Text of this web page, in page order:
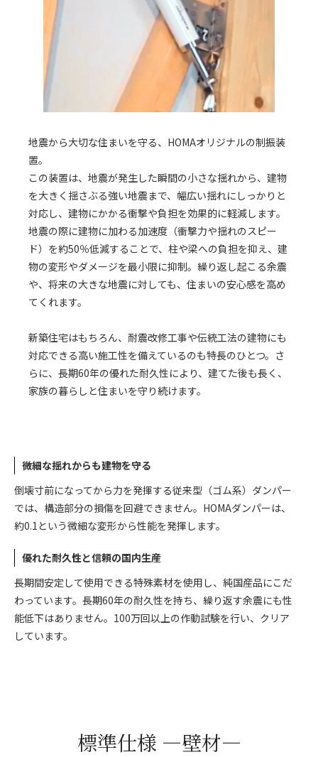
地震から大切な住まいを守る、HOMAオリジナルの制振装
置。
この装置は、地震が発生した瞬間の小さな揺れから、建物
を大きく揺さぶる強い地震まで、幅広い揺れにしっかりと
対応し、建物にかかる衝撃や負担を効果的に軽減します。
地震の際に建物に加わる加速度（衝撃力や揺れのスピー
ド）を約50％低減することで、柱や梁への負担を抑え、建
物の変形やダメージを最小限に抑制。繰り返し起こる余震
や、将来の大きな地震に対しても、住まいの安心感を高め
てくれます。
新築住宅はもちろん、耐震改修工事や伝統工法の建物にも
対応できる高い施工性を備えているのも特長のひとつ。さ
らに、長期60年の優れた耐久性により、建てた後も長く、
家族の暮らしと住まいを守り続けます。
微細な揺れからも建物を守る
倒壊寸前になってから力を発揮する従来型（ゴム系）ダンパー
では、構造部分の損傷を回避できません。HOMAダンパーは、
約0.1という微細な変形から性能を発揮します。
優れた耐久性と信頼の国内生産
長期間安定して使用できる特殊素材を使用し、純国産品にこだ
わっています。長期60年の耐久性を持ち、繰り返す余震にも性
能低下はありません。100万回以上の作動試験を行い、クリア
しています。
標準仕様 ―壁材―